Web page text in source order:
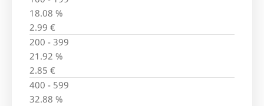
18.08 %
2.99 €
200 - 399
21.92 %
2.85 €
400 - 599
32.88 %